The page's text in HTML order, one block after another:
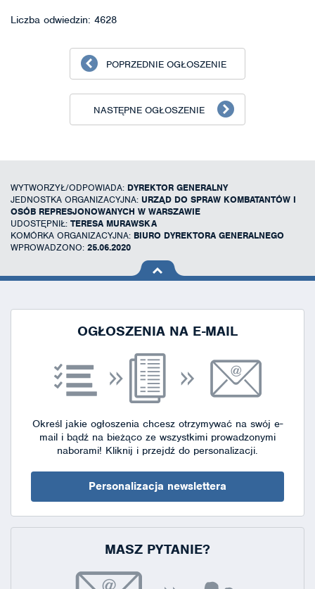
Liczba odwiedzin: 4628
POPRZEDNIE OGŁOSZENIE
NASTĘPNE OGŁOSZENIE
WYTWORZYŁ/ODPOWIADA: DYREKTOR GENERALNY
JEDNOSTKA ORGANIZACYJNA: URZĄD DO SPRAW KOMBATANTÓW I
OSÓB REPRESJONOWANYCH W WARSZAWIE
UDOSTĘPNIŁ: TERESA MURAWSKA
KOMÓRKA ORGANIZACYJNA: BIURO DYREKTORA GENERALNEGO
WPROWADZONO: 25.06.2020
na górę
OGŁOSZENIA NA E-MAIL
Określ jakie ogłoszenia chcesz otrzymywać na swój e-
mail i bądź na bieżąco ze wszystkimi prowadzonymi
naborami! Kliknij i przejdź do personalizacji.
Personalizacja newslettera
MASZ PYTANIE?